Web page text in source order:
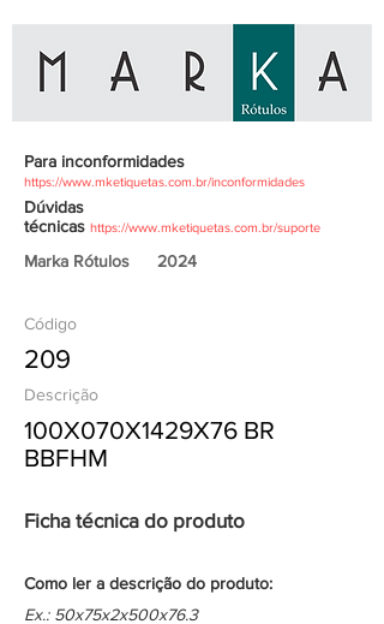
Para inconformidades
https://www.mketiquetas.com.br/inconformidades
Dúvidas
técnicas https://www.mketiquetas.com.br/suporte
Marka Rótulos 2024
Código
209
Descrição
100X070X1429X76 BR
BBFHM
Ficha técnica do produto
Como ler a descrição do produto:
Ex.: 50x75x2x500x76.3